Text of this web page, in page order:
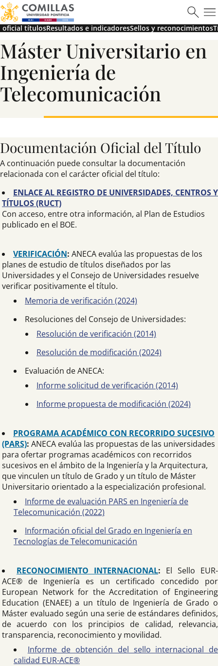
oficial títulosResultados e indicadoresSellos y reconocimientos
Máster Universitario en
Ingeniería de
Telecomunicación
Documentación Oficial del Título
A continuación puede consultar la documentación
relacionada con el carácter oficial del título:
ENLACE AL REGISTRO DE UNIVERSIDADES, CENTROS Y
TÍTULOS (RUCT)
Con acceso, entre otra información, al Plan de Estudios
publicado en el BOE.
VERIFICACIÓN: ANECA evalúa las propuestas de los
planes de estudio de títulos diseñados por las
Universidades y el Consejo de Universidades resuelve
verificar positivamente el título.
Memoria de verificación (2024)
Resoluciones del Consejo de Universidades:
Resolución de verificación (2014)
Resolución de modificación (2024)
Evaluación de ANECA:
Informe solicitud de verificación (2014)
Informe propuesta de modificación (2024)
PROGRAMA ACADÉMICO CON RECORRIDO SUCESIVO
(PARS): ANECA evalúa las propuestas de las universidades
para ofertar programas académicos con recorridos
sucesivos en el ámbito de la Ingeniería y la Arquitectura,
que vinculen un título de Grado y un título de Máster
Universitario orientado a la especialización profesional.
Informe de evaluación PARS en Ingeniería de
Telecomunicación (2022)
Información oficial del Grado en Ingeniería en
Tecnologías de Telecomunicación
RECONOCIMIENTO INTERNACIONAL: El Sello EUR-
ACE® de Ingeniería es un certificado concedido por
European Network for the Accreditation of Engineering
Education (ENAEE) a un título de Ingeniería de Grado o
Máster evaluado según una serie de estándares definidos,
de acuerdo con los principios de calidad, relevancia,
transparencia, reconocimiento y movilidad.
Informe de obtención del sello internacional de
calidad EUR-ACE®